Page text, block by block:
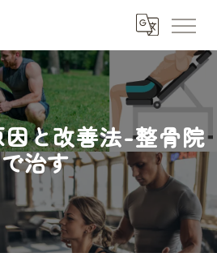
と改善法-整骨院
で治す